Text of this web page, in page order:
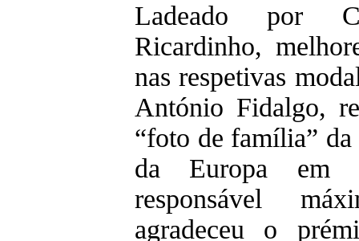
Ladeado por
Ricardinho,
nas respetivas
António Fidalgo,
“foto de família”
da Europa em
responsável
agradeceu o